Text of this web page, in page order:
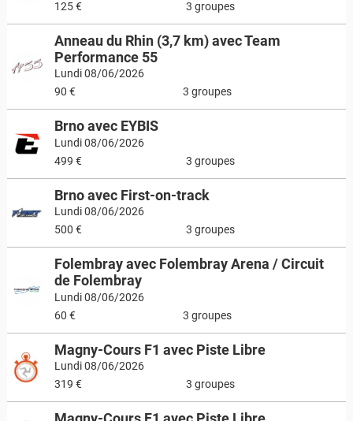
125 €
3 groupes
Anneau du Rhin (3,7 km) avec Team
Performance 55
Lundi 08/06/2026
90 €
3 groupes
Brno avec EYBIS
Lundi 08/06/2026
499 €
3 groupes
Brno avec First-on-track
Lundi 08/06/2026
500 €
3 groupes
Folembray avec Folembray Arena / Circuit
de Folembray
Lundi 08/06/2026
60 €
3 groupes
Magny-Cours F1 avec Piste Libre
Lundi 08/06/2026
319 €
3 groupes